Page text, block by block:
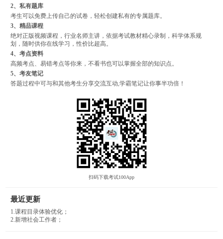
2、私有题库
考生可以免费上传自己的试卷，轻松创建私有的专属题库。
3、精品课程
绝对正版视频课程，行业名师主讲，依据考试教材精心录制，科学体系规
划，随时供你在线学习，性价比超高。
4、考点资料
高频考点、易错考点等你来，不看书也可以掌握全部的知识点。
5、考友笔记
答题过程中可与和其他考生分享交流互动,学霸笔记让你事半功倍！
扫码下载考试100App
最近更新
1.课程目录体验优化；
2.新增社会工作者；